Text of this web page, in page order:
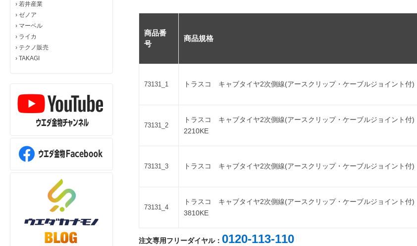
› 若井産業
› ゼノア
› マーベル
› ライカ
› テクノ販売
› TAKAGI
商品番
号
商品規格
73131_1 トラスコ キャブタイヤ2次側線(アースクリップ・ケーブルジョイント
73131_2
トラスコ キャブタイヤ2次側線(アースクリップ・ケーブルジョイント
2210KE
73131_3 トラスコ キャブタイヤ2次側線(アースクリップ・ケーブルジョイント
73131_4
トラスコ キャブタイヤ2次側線(アースクリップ・ケーブルジョイント
3810KE
注文専用フリーダイヤル： 0120-113-110